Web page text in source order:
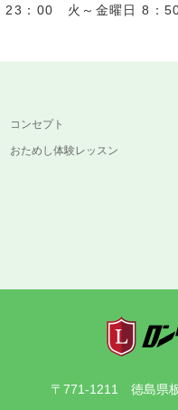
23：00 火～金曜日 8：
コンセプト
おためし体験レッスン
〒771-1211 徳島県